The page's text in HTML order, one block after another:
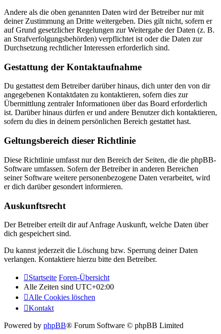
Andere als die oben genannten Daten wird der Betreiber nur mit
deiner Zustimmung an Dritte weitergeben. Dies gilt nicht, sofern er
auf Grund gesetzlicher Regelungen zur Weitergabe der Daten (z. B.
an Strafverfolgungsbehörden) verpflichtet ist oder die Daten zur
Durchsetzung rechtlicher Interessen erforderlich sind.
Gestattung der Kontaktaufnahme
Du gestattest dem Betreiber darüber hinaus, dich unter den von dir
angegebenen Kontaktdaten zu kontaktieren, sofern dies zur
Übermittlung zentraler Informationen über das Board erforderlich
ist. Darüber hinaus dürfen er und andere Benutzer dich kontaktieren,
sofern du dies in deinem persönlichen Bereich gestattet hast.
Geltungsbereich dieser Richtlinie
Diese Richtlinie umfasst nur den Bereich der Seiten, die die phpBB-
Software umfassen. Sofern der Betreiber in anderen Bereichen
seiner Software weitere personenbezogene Daten verarbeitet, wird
er dich darüber gesondert informieren.
Auskunftsrecht
Der Betreiber erteilt dir auf Anfrage Auskunft, welche Daten über
dich gespeichert sind.
Du kannst jederzeit die Löschung bzw. Sperrung deiner Daten
verlangen. Kontaktiere hierzu bitte den Betreiber.
Startseite Foren-Übersicht
Alle Zeiten sind UTC+02:00
Alle Cookies löschen
Kontakt
Powered by phpBB® Forum Software © phpBB Limited